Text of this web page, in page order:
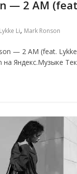
— 2 AM
Lykke Li, Mark Ronson
— 2 AM (feat.
Яндекс.Музыке